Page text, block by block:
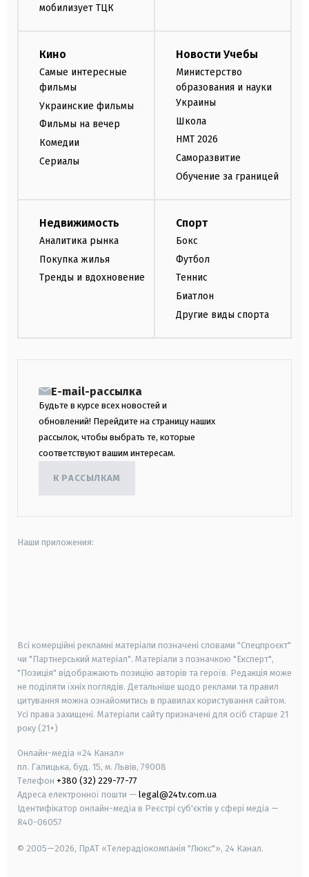
мобилизует ТЦК
Кино
Самые интересные
фильмы
Украинские фильмы
Фильмы на вечер
Комедии
Сериалы
Новости Учебы
Министерство
образования и науки
Украины
Школа
НМТ 2026
Саморазвитие
Обучение за границей
Недвижимость
Аналитика рынка
Покупка жилья
Тренды и вдохновение
Спорт
Бокс
Футбол
Теннис
Биатлон
Другие виды спорта
E-mail-рассылка
Будьте в курсе всех новостей и
обновлений! Перейдите на страницу наших
рассылок, чтобы выбрать те, которые
соответствуют вашим интересам.
К РАССЫЛКАМ
Наши приложения:
Всі комерційні рекламні матеріали позначені словами "Спецпроєкт"
чи "Партнерський матеріал". Матеріали з позначкою "Експерт",
"Позиція" відображають позицію авторів та героїв. Редакція може
не поділяти їхніх поглядів. Детальніше щодо реклами та правил
цитування можна ознайомитись в правилах користування сайтом.
Усі права захищені. Матеріали сайту призначені для осіб старше 21
року (21+)
Онлайн-медіа «24 Канал»
пл. Галицька, буд. 15, м. Львів, 79008
Телефон +380 (32) 229-77-77
Адреса електронної пошти — legal@24tv.com.ua
Ідентифікатор онлайн-медіа в Реєстрі суб'єктів у сфері медіа —
R40-06057
© 2005—2026, ПрАТ «Телерадіокомпанія "Люкс"», 24 Канал.